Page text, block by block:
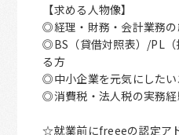
【求める人物像】
◎経理・財務・会計業務
◎BS（貸借対照表）/PL（
る方
◎中小企業を元気にした
◎消費税・法人税の実務
☆就業前にfreeeの認定ア